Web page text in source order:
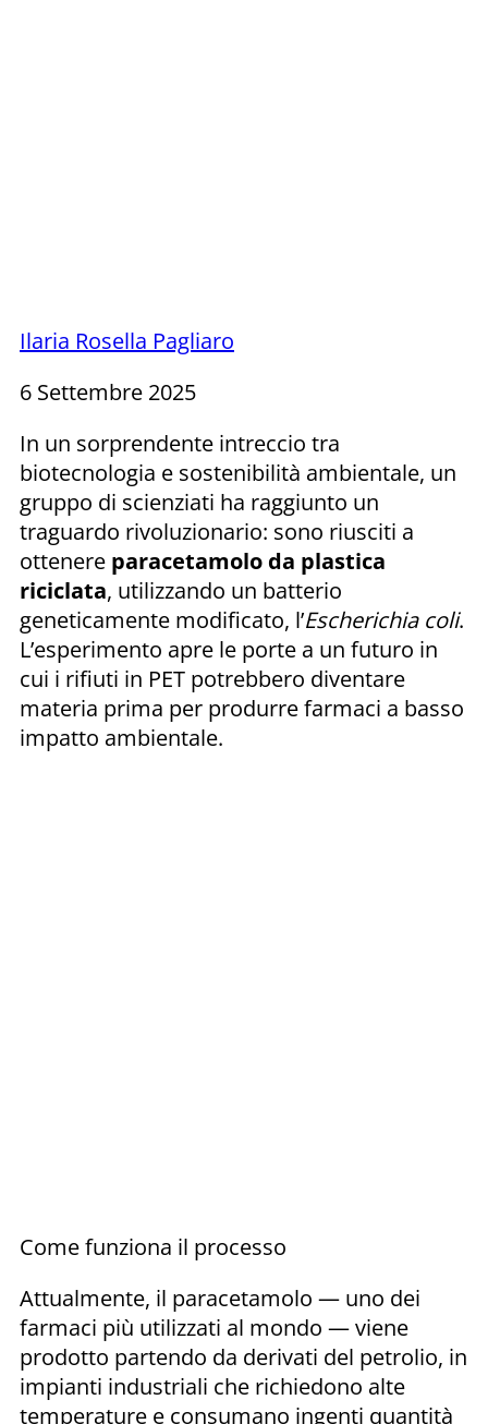
Ilaria Rosella Pagliaro
6 Settembre 2025
In un sorprendente intreccio tra
biotecnologia e sostenibilità ambientale, un
gruppo di scienziati ha raggiunto un
traguardo rivoluzionario: sono riusciti a
ottenere paracetamolo da plastica
riciclata, utilizzando un batterio
geneticamente modificato, l’Escherichia coli.
L’esperimento apre le porte a un futuro in
cui i rifiuti in PET potrebbero diventare
materia prima per produrre farmaci a basso
impatto ambientale.
Come funziona il processo
Attualmente, il paracetamolo — uno dei
farmaci più utilizzati al mondo — viene
prodotto partendo da derivati del petrolio, in
impianti industriali che richiedono alte
temperature e consumano ingenti quantità